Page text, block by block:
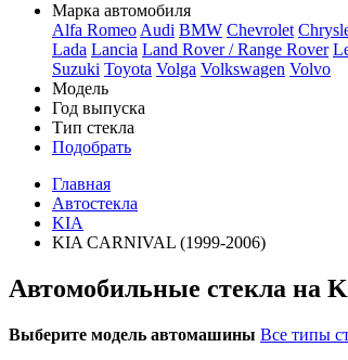
Марка автомобиля
Alfa Romeo Audi BMW Chevrolet
Lada Lancia Land Rover / Range Rover
Suzuki Toyota Volga Volkswagen Volvo
Модель
Год выпуска
Тип стекла
Подобрать
Главная
Автостекла
KIA
KIA CARNIVAL (1999-2006)
Автомобильные стекла на
Выберите модель автомашины Все типы